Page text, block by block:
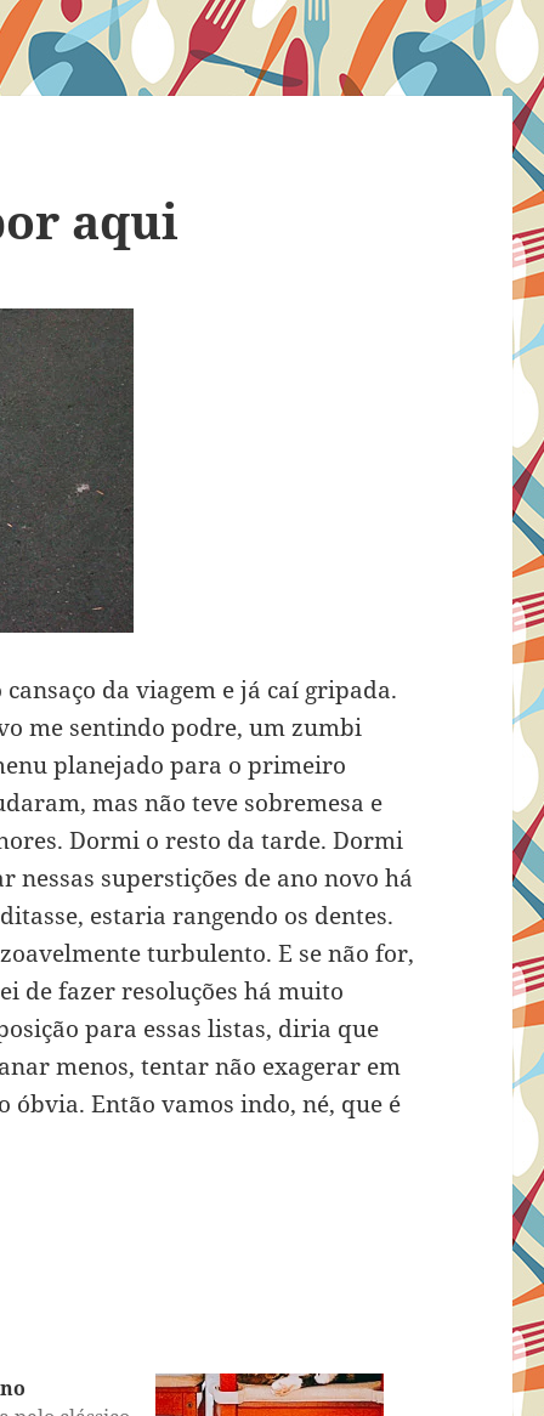
aqui
da viagem e já caí gripada.
me sentindo podre, um zumbi
planejado para o primeiro
mas não teve sobremesa e
Dormi o resto da tarde. Dormi
superstições de ano novo há
estaria rangendo os dentes.
turbulento. E se não for,
de fazer resoluções há muito
para essas listas, diria que
menos, tentar não exagerar em
Então vamos indo, né, que é